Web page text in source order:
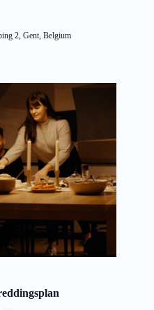
2, Gent, Belgium